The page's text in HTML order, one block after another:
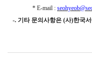
* E-mail :
-. 기타 문의사항은 (사)한국